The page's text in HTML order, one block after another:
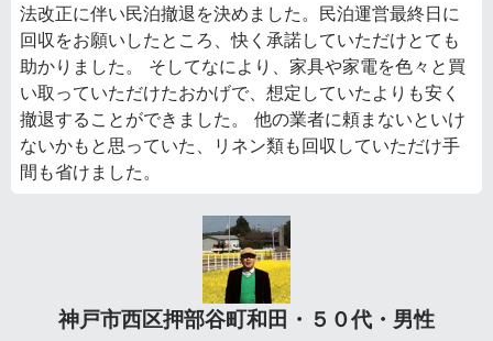
法改正に伴い民泊撤退を決めました。民泊運営最終日に
回収をお願いしたところ、快く承諾していただけとても
助かりました。 そしてなにより、家具や家電を色々と買
い取っていただけたおかげで、想定していたよりも安く
撤退することができました。 他の業者に頼まないといけ
ないかもと思っていた、リネン類も回収していただけ手
間も省けました。
神戸市西区押部谷町和田・５０代・男性